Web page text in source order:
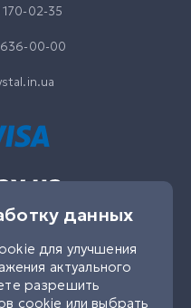
02-35
00-00
данных
для улучшения
актуального
разрешить
cookie или выбрать